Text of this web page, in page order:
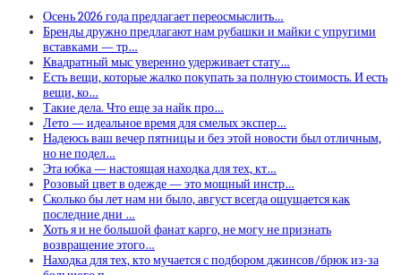
Осень 2026 года предлагает переосмыслить…
Бренды дружно предлагают нам рубашки и майки с упругими
вставками — тр…
Квадратный мыс уверенно удерживает стату…
Есть вещи, которые жалко покупать за полную стоимость. И есть
вещи, ко…
Такие дела. Что еще за найк про…
Лето — идеальное время для смелых экспер…
Надеюсь ваш вечер пятницы и без этой новости был отличным,
но не подел…
Эта юбка — настоящая находка для тех, кт…
Розовый цвет в одежде — это мощный инстр…
Сколько бы лет нам ни было, август всегда ощущается как
последние дни …
Хоть я и не большой фанат карго, не могу не признать
возвращение этого…
Находка для тех, кто мучается с подбором джинсов/брюк из-за